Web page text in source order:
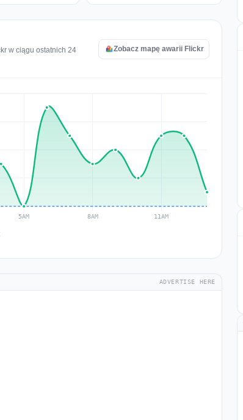
w ciągu ostatnich 24
Zobacz mapę awarii Flickr
ADVERTISE HERE